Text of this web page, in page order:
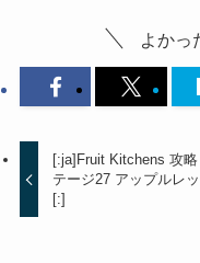
よかっ
[:ja]Fruit Kitchens 攻略
テージ27 アップルレ
[:]